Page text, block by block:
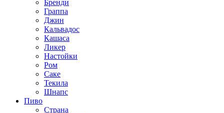
Бренди
Граппа
Джин
Кальвадос
Кашаса
Ликер
Настойки
Ром
Саке
Текила
Шнапс
Пиво
Страна